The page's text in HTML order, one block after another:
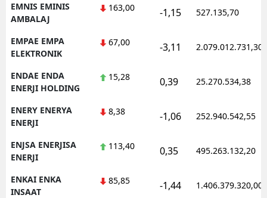
EMNIS EMINIS
AMBALAJ
163,00 -1,15 527.135,70
EMPAE EMPA
ELEKTRONIK
67,00 -3,11 2.079.012.731,30
ENDAE ENDA
ENERJI HOLDING
15,28 0,39 25.270.534,38
ENERY ENERYA
ENERJI
8,38 -1,06 252.940.542,55
ENJSA ENERJISA
ENERJI
113,40 0,35 495.263.132,20
ENKAI ENKA
INSAAT
85,85 -1,44 1.406.379.320,00